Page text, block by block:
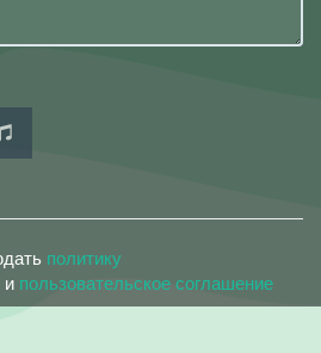
политику
и пользовательское соглашение